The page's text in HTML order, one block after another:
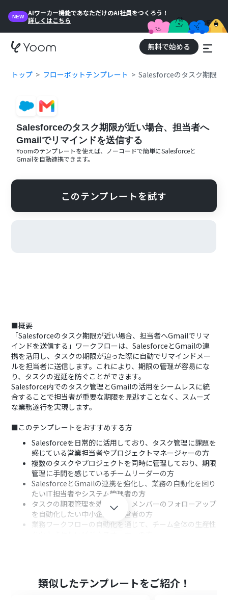
NEW
AIワーカー機能であなただけのAI社員をつくろう！
詳しくはこちら
無料で始める
トップ フローボットテンプレート Salesforceのタスク期限が
Salesforceのタスク期限が近い場合、担当者へ
Gmailでリマインドを送信する
Yoomのテンプレートを使えば、ノーコードで簡単にSalesforceと
Gmailを自動連携できます。
このテンプレートを試す
■概要
「Salesforceのタスク期限が近い場合、担当者へGmailでリマ
インドを送信する」ワークフローは、SalesforceとGmailの連
携を活用し、タスクの期限が迫った際に自動でリマインドメー
ルを担当者に送信します。これにより、期限の管理が容易にな
り、タスクの遅延を防ぐことができます。
Salesforce内でのタスク管理とGmailの活用をシームレスに統
合することで担当者が重要な期限を見逃すことなく、スムーズ
な業務遂行を実現します。
■このテンプレートをおすすめする方
Salesforceを日常的に活用しており、タスク管理に課題を
感じている営業担当者やプロジェクトマネージャーの方
複数のタスクやプロジェクトを同時に管理しており、期限
管理に手間を感じているチームリーダーの方
SalesforceとGmailの連携を強化し、業務の自動化を図り
たいIT担当者やシステム管理者の方
タスクの期限管理を効率化し、メンバーのフォローアップ
を自動化したい中小企業の経営者の方
業務ワークフローの自動化を通じて、チーム全体の生産性
クの期限が近づくと自動でリマインドメールを送信し担
類似したテンプレートをご紹介！